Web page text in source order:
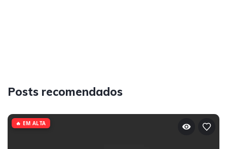
Posts recomendados
🔥 EM ALTA